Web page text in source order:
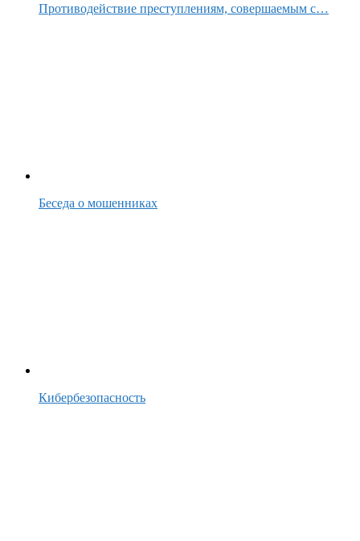
Противодействие преступлениям, совершаемым с…
Беседа о мошенниках
Кибербезопасность